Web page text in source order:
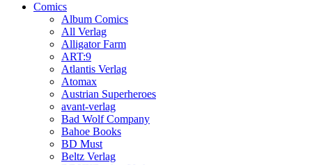
Comics
Album Comics
All Verlag
Alligator Farm
ART:9
Atlantis Verlag
Atomax
Austrian Superheroes
avant-verlag
Bad Wolf Company
Bahoe Books
BD Must
Beltz Verlag